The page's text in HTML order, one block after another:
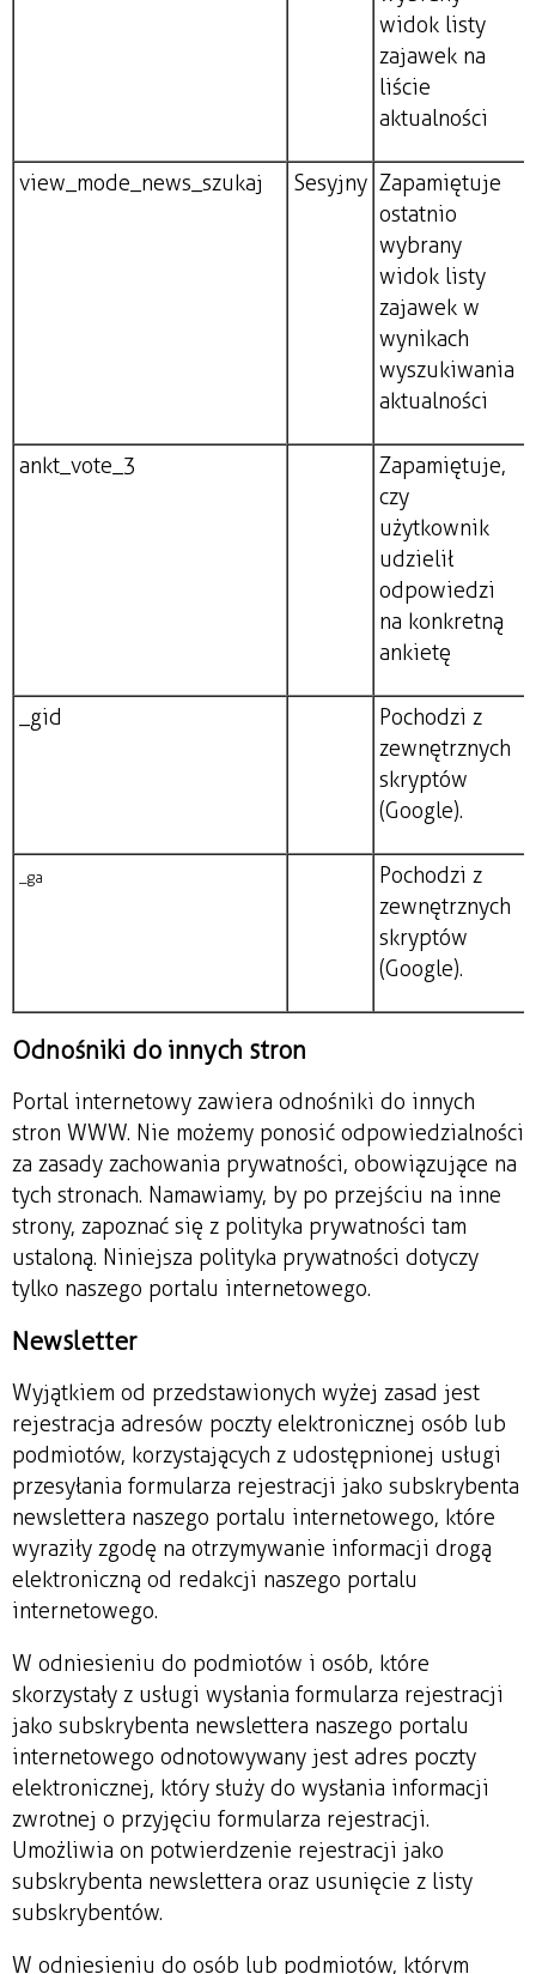
widok listy
zajawek na
liście
aktualności
view_mode_news_szukaj Sesyjny Zapamiętuje
ostatnio
wybrany
widok listy
zajawek w
wynikach
wyszukiwania
aktualności
ankt_vote_3
Zapamiętuje,
czy
użytkownik
udzielił
odpowiedzi
na konkretną
ankietę
_gid
Pochodzi z
zewnętrznych
skryptów
(Google).
_ga
Pochodzi z
zewnętrznych
skryptów
(Google).
Odnośniki do innych stron
Portal internetowy zawiera odnośniki do innych
stron WWW. Nie możemy ponosić odpowiedzialności
za zasady zachowania prywatności, obowiązujące na
tych stronach. Namawiamy, by po przejściu na inne
strony, zapoznać się z polityka prywatności tam
ustaloną. Niniejsza polityka prywatności dotyczy
tylko naszego portalu internetowego.
Newsletter
Wyjątkiem od przedstawionych wyżej zasad jest
rejestracja adresów poczty elektronicznej osób lub
podmiotów, korzystających z udostępnionej usługi
przesyłania formularza rejestracji jako subskrybenta
newslettera naszego portalu internetowego, które
wyraziły zgodę na otrzymywanie informacji drogą
elektroniczną od redakcji naszego portalu
internetowego.
W odniesieniu do podmiotów i osób, które
skorzystały z usługi wysłania formularza rejestracji
jako subskrybenta newslettera naszego portalu
internetowego odnotowywany jest adres poczty
elektronicznej, który służy do wysłania informacji
zwrotnej o przyjęciu formularza rejestracji.
Umożliwia on potwierdzenie rejestracji jako
subskrybenta newslettera oraz usunięcie z listy
subskrybentów.
W odniesieniu do osób lub podmiotów, którym